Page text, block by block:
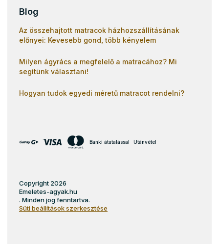
Blog
Az összehajtott matracok házhozszállításának
előnyei: Kevesebb gond, több kényelem
Milyen ágyrács a megfelelő a matracához? Mi
segítünk választani!
Hogyan tudok egyedi méretű matracot rendelni?
Banki átutalással Utánvétel
Copyright 2026
Emeletes-agyak.hu
. Minden jog fenntartva.
Süti beállítások szerkesztése